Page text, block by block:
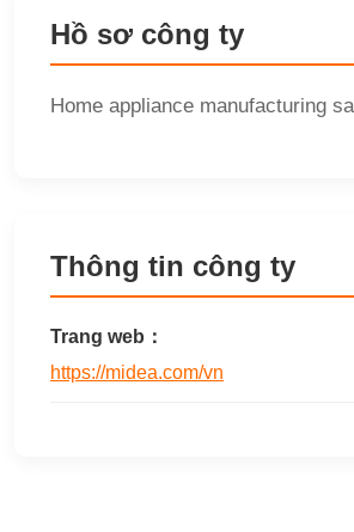
Hồ sơ công ty
Home appliance manufacturing
Thông tin công ty
Trang web：
https://midea.com/vn